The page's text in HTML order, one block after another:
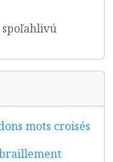
mots croisés